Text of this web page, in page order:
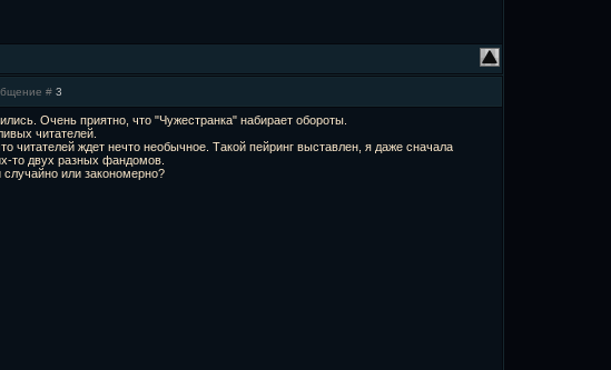
# 3
Очень приятно, что "Чужестранка" набирает обороты.
читателей.
читателей ждет нечто необычное. Такой пейринг выставлен, я даже сначала
то двух разных фандомов.
или закономерно?